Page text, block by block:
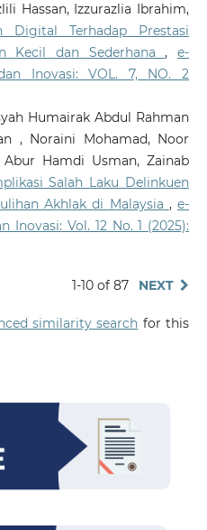
Hassan, Izzurazlia Ibrahim,
Digital Terhadap Prestasi
Kecil dan Sederhana,e-
Inovasi: VOL. 7, NO. 2
Humairak Abdul Rahman
, Noraini Mohamad, Noor
Hamdi Usman, Zainab
Salah Laku Delinkuen
Akhlak di Malaysia ,e-
Inovasi: Vol. 12 No. 1 (2025):
1-10 of 87 NEXT
similarity search for this